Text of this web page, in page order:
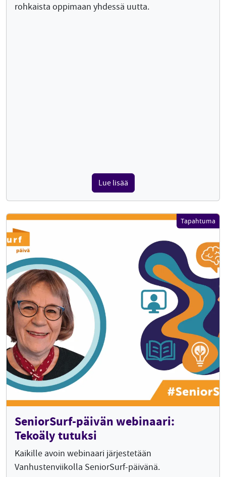
rohkaista oppimaan yhdessä uutta.
Lue lisää
Tapahtuma
SeniorSurf-päivän webinaari:
Tekoäly tutuksi
Kaikille avoin webinaari järjestetään
Vanhustenviikolla SeniorSurf-päivänä.